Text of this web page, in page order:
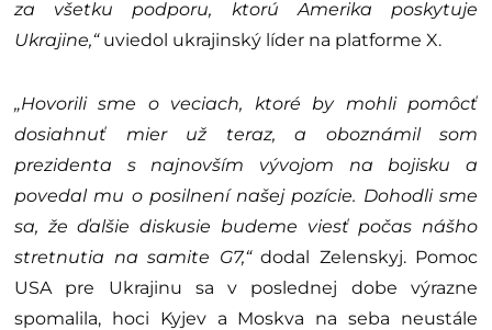
za všetku podporu, ktorú Amerika poskytuje
Ukrajine,“uviedol ukrajinský líder na platforme X.
„Hovorili sme o veciach, ktoré by mohli pomôcť
dosiahnuť mier už teraz, a oboznámil som
prezidenta s najnovším vývojom na bojisku a
povedal mu o posilnení našej pozície. Dohodli sme
sa, že ďalšie diskusie budeme viesť počas nášho
stretnutia na samite G7,“dodal Zelenskyj. Pomoc
USA pre Ukrajinu sa v poslednej dobe výrazne
spomalila, hoci Kyjev a Moskva na seba neustále